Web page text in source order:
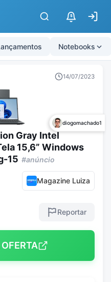
$
Notebooks
14/07/2023
diogomachado1
Gray Intel
15,6” Windows
15 #anúncio
Magazine Luiza
Reportar